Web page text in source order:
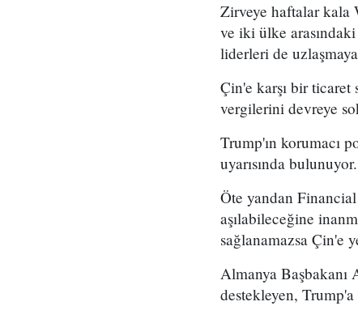
Zirveye haftalar kala
ve iki ülke
liderleri de
Çin'e karşı bir ticaret
vergilerini devreye
Trump'ın korumacı
uyarısında bulunuyor.
Öte yandan
aşılabileceğine
sağlanamazsa Çin'e
Almanya
destekleyen,